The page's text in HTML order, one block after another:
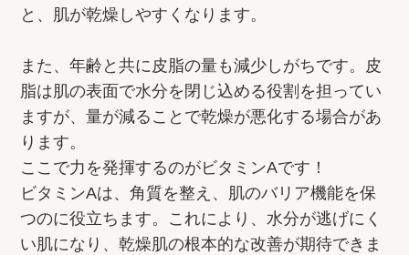
と、肌が乾燥しやすくなります。
また、年齢と共に皮脂の量も減少しがちです。皮
脂は肌の表面で水分を閉じ込める役割を担ってい
ますが、量が減ることで乾燥が悪化する場合があ
ります。
ここで力を発揮するのがビタミンAです！
ビタミンAは、角質を整え、肌のバリア機能を保
つのに役立ちます。これにより、水分が逃げにく
い肌になり、乾燥肌の根本的な改善が期待できま